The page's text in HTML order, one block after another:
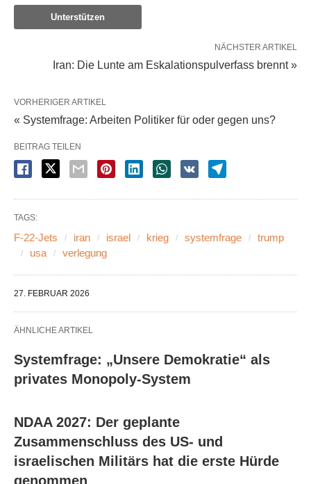
Unterstützen
NÄCHSTER ARTIKEL
Iran: Die Lunte am Eskalationspulverfass brennt »
VORHERIGER ARTIKEL
« Systemfrage: Arbeiten Politiker für oder gegen uns?
BEITRAG TEILEN
TAGS:
F-22-Jets iran israel krieg systemfrage
trump
usa
verlegung
27. FEBRUAR 2026
ÄHNLICHE ARTIKEL
Systemfrage: „Unsere Demokratie“ als
privates Monopoly-System
NDAA 2027: Der geplante
Zusammenschluss des US- und
israelischen Militärs hat die erste Hürde
genommen